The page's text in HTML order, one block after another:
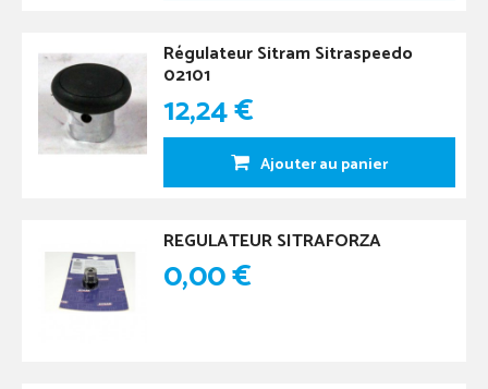
Régulateur Sitram Sitraspeedo
02101
12,24 €
Ajouter au panier
REGULATEUR SITRAFORZA
0,00 €